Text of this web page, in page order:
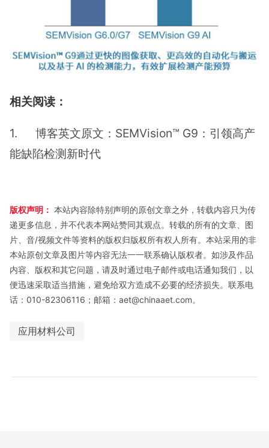
相关阅读：
1. 博客英文原文：SEMVision™ G9：引领高产
能缺陷检测新时代
版权声明： 本站内容除特别声明的原创文章之外，转载内容只为传
递更多信息，并不代表本网站赞同其观点。转载的所有的文章、图
片、音/视频文件等资料的版权归版权所有权人所有。本站采用的非
本站原创文章及图片等内容无法一一联系确认版权者。如涉及作品
内容、版权和其它问题，请及时通过电子邮件或电话通知我们，以
便迅速采取适当措施，避免给双方造成不必要的经济损失。联系电
话：010-82306116；邮箱：aet@chinaaet.com。
应用材料公司